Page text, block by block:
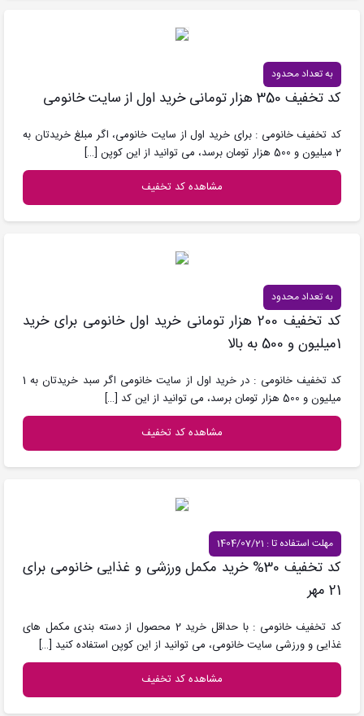
به تعداد محدود
کد تخفیف 350 هزار تومانی خرید اول از سایت خانومی
کد تخفیف خانومی : برای خرید اول از سایت خانومی، اگر مبلغ خریدتان به
2 میلیون و 500 هزار تومان برسد، می توانید از این کوپن
[…]
مشاهده کد تخفیف
به تعداد محدود
کد تخفیف 200 هزار تومانی خرید اول خانومی برای خرید
1میلیون و 500 به بالا
کد تخفیف خانومی : در خرید اول از سایت خانومی اگر سبد خریدتان به 1
میلیون و 500 هزار تومان برسد، می توانید از این کد
[…]
مشاهده کد تخفیف
مهلت استفاده تا : 1404/07/21
کد تخفیف 30% خرید مکمل ورزشی و غذایی خانومی برای
21 مهر
کد تخفیف خانومی : با حداقل خرید 2 محصول از دسته بندی مکمل های
غذایی و ورزشی سایت خانومی، می توانید از این کوپن استفاده کنید […]
مشاهده کد تخفیف